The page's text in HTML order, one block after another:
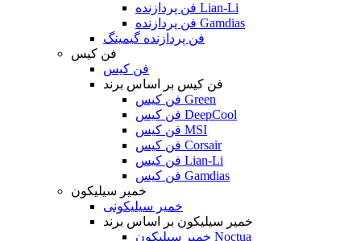
فن پردازنده Lian-Li
فن پردازنده Gamdias
فن پردازنده گیمینگ
فن کیس
فن کیس
فن کیس بر اساس برند
فن کیس Green
فن کیس DeepCool
فن کیس MSI
فن کیس Corsair
فن کیس Lian-Li
فن کیس Gamdias
خمیر سیلیکون
خمیر سیلیکونی
خمیر سیلیکون بر اساس برند
خمیر سیلیکون Noctua